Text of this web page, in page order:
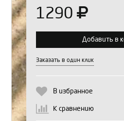
1290
Выберите
Добавить в
Заказать в один клик
В избранное
К сравнению